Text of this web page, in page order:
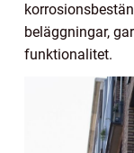
beläggningar,
funktionalitet.